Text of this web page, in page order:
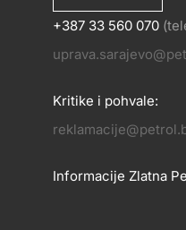
+387 33 560 070
Kritike i pohvale:
Informacije Zlatna